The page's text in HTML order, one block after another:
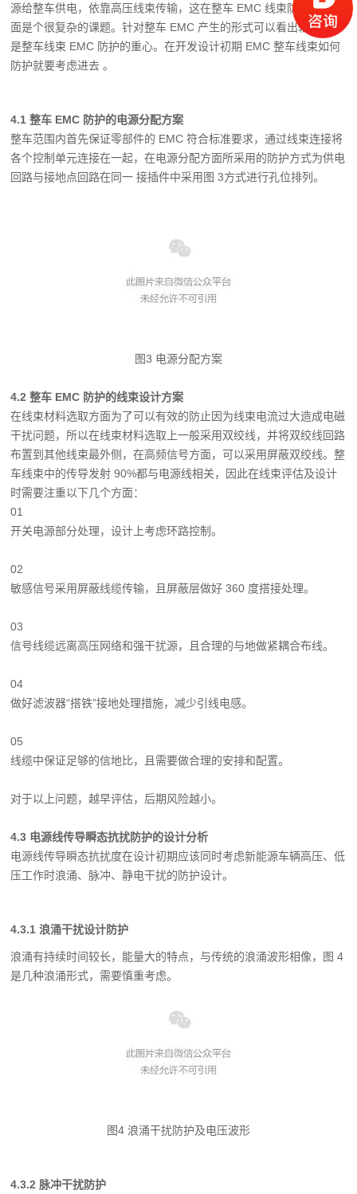
源给整车供电，依靠高压线束传输，这在整车 EMC 线束防护设计方
面是个很复杂的课题。针对整车 EMC 产生的形式可以看出辐射传导
是整车线束 EMC 防护的重心。在开发设计初期 EMC 整车线束如何
防护就要考虑进去 。
4.1 整车 EMC 防护的电源分配方案
整车范围内首先保证零部件的 EMC 符合标准要求，通过线束连接将
各个控制单元连接在一起，在电源分配方面所采用的防护方式为供电
回路与接地点回路在同一 接插件中采用图 3方式进行孔位排列。
图3 电源分配方案
4.2 整车 EMC 防护的线束设计方案
在线束材料选取方面为了可以有效的防止因为线束电流过大造成电磁
干扰问题，所以在线束材料选取上一般采用双绞线，并将双绞线回路
布置到其他线束最外侧，在高频信号方面，可以采用屏蔽双绞线。整
车线束中的传导发射 90%都与电源线相关，因此在线束评估及设计
时需要注重以下几个方面：
01
开关电源部分处理，设计上考虑环路控制。
02
敏感信号采用屏蔽线缆传输，且屏蔽层做好 360 度搭接处理。
03
信号线缆远离高压网络和强干扰源，且合理的与地做紧耦合布线。
04
做好滤波器“搭铁”接地处理措施，减少引线电感。
05
线缆中保证足够的信地比，且需要做合理的安排和配置。
对于以上问题，越早评估，后期风险越小。
4.3 电源线传导瞬态抗扰防护的设计分析
电源线传导瞬态抗扰度在设计初期应该同时考虑新能源车辆高压、低
压工作时浪涌、脉冲、静电干扰的防护设计。
4.3.1 浪涌干扰设计防护
浪涌有持续时间较长，能量大的特点，与传统的浪涌波形相像，图 4
是几种浪涌形式， 需要慎重考虑。
图4 浪涌干扰防护及电压波形
4.3.2 脉冲干扰防护